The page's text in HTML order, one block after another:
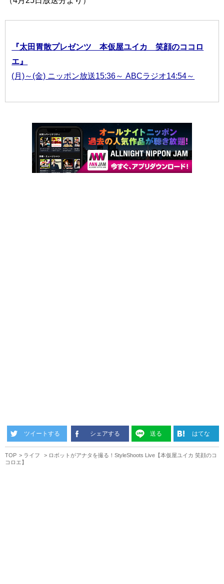
『太田胃散プレゼンツ 本仮屋ユイカ 笑顔のココロ
エ』
(月)～(金) ニッポン放送15:36～ ABCラジオ14:54～
ツイートする シェアする 送る はてな
TOP ライフ
ロボットがアナタを撮る！StyleShoots Live【本仮屋ユイカ 笑顔のコ
コロエ】